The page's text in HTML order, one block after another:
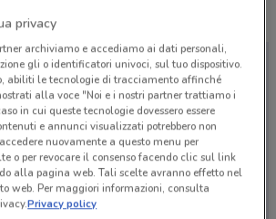
volantino American Graffiti
privacy
archiviamo e accediamo ai dati personali,
gli o identificatori univoci, sul tuo dispositivo.
abiliti le tecnologie di tracciamento affinché
alla voce "Noi e i nostri partner trattiamo i
in cui queste tecnologie dovessero essere
e annunci visualizzati potrebbero non
nuovamente a questo menu per
o per revocare il consenso facendo clic sul link
alla pagina web. Tali scelte avranno effetto nel
web. Per maggiori informazioni, consulta
Privacy policy